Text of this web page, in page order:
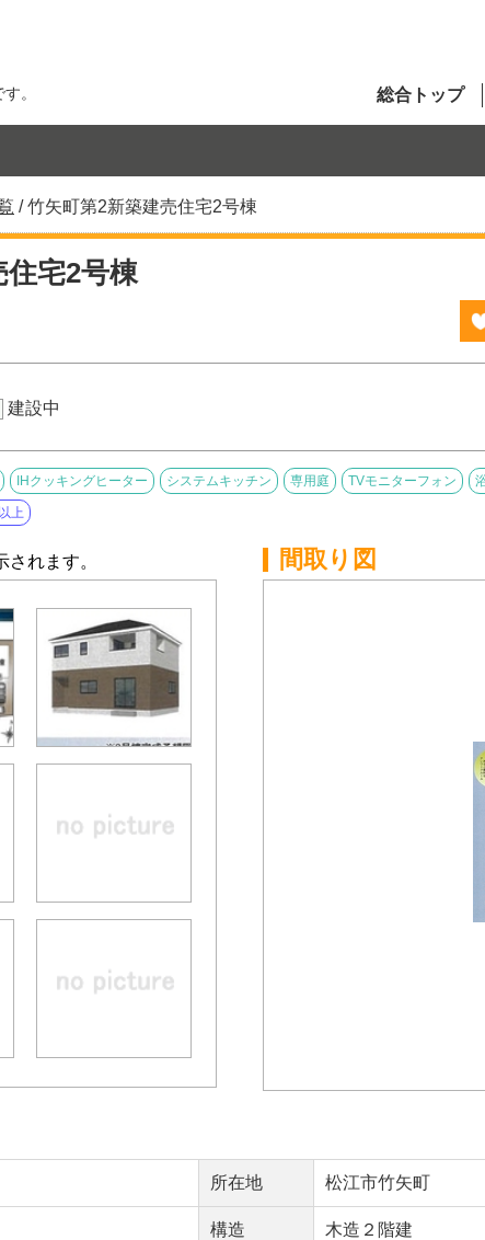
。 総合トップ
/竹矢町第2新築建売住宅2号棟
住宅2号棟
建設中
IHクッキングヒーター システムキッチン 専用庭 TVモニターフォン
上
れます。 間取り図
所在地 松江市竹矢町
構造 木造２階建